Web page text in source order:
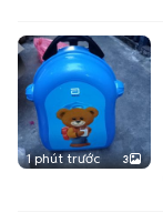
1 phút trước 3